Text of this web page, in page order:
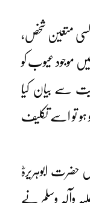
متعین شخص،
موجود عیوب کو
سے بیان کیا
تو اسے تکلیف
ابوہریرہؓ
وآلہٖ وسلم نے